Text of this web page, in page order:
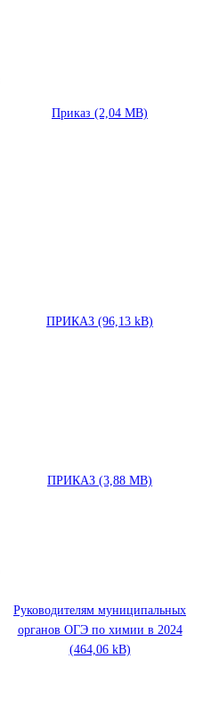
Приказ
ПРИКАЗ
ПРИКАЗ
Руководителям муниципальных
органов ОГЭ по химии в 2024